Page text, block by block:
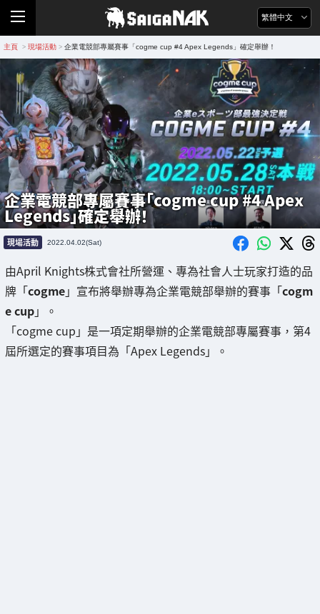
繁體中文
主頁 > 現場活動 > 企業電競部專屬賽事「cogme cup #4 Apex Legends」確定舉辦！
企業電競部專屬賽事「cogme cup #4 Apex
Legends」確定舉辦！
現場活動 2022.04.02(Sat)
由April Knights株式會社所營運、專為社會人士玩家打造的品
牌「cogme」宣布將舉辦專為企業電競部舉辦的賽事「cogm
e cup」。
「cogme cup」是一項定期舉辦的企業電競部專屬賽事，第4
屆所選定的賽事項目為「Apex Legends」。